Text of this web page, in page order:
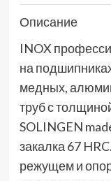
Описание
INOX
на
медных,
труб с
SOLINGEN
закалка 67
режущем и